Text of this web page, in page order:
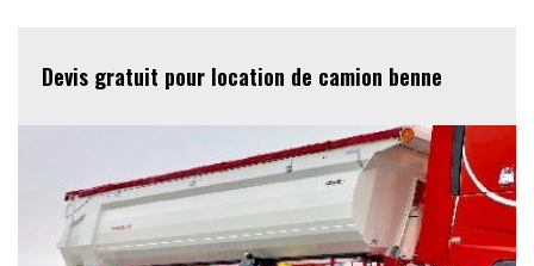
Devis gratuit pour location de camion benne